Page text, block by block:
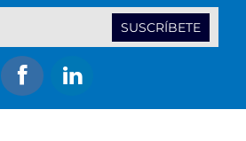
SUSCRÍBETE